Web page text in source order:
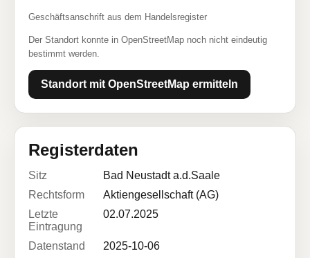
Geschäftsanschrift aus dem Handelsregister
Der Standort konnte in OpenStreetMap noch nicht eindeutig
bestimmt werden.
Standort mit OpenStreetMap ermitteln
Registerdaten
Sitz
Bad Neustadt a.d.Saale
Rechtsform
Aktiengesellschaft (AG)
Letzte
Eintragung
02.07.2025
Datenstand
2025-10-06